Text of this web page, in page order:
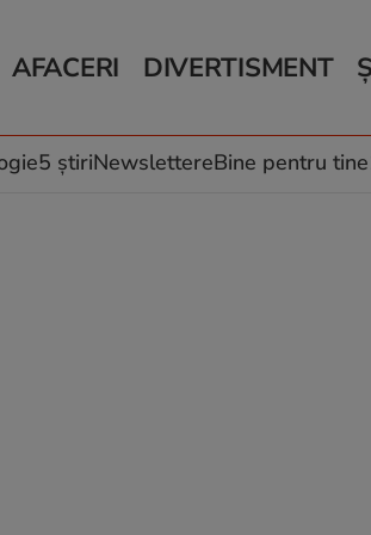
AFACERI
Auto
Locuri de muncă
DIVERTISMENT
Horoscop
Muzică și Filme
5 știriNewslettereBine pentru tine